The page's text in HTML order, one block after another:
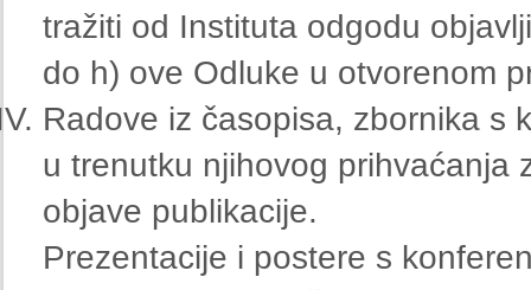
tražiti od Instituta odgodu
do h) ove Odluke u otvorenom
Radove iz časopisa, zbornika s
u trenutku njihovog prihvaćanja
objave publikacije.
Prezentacije i postere s